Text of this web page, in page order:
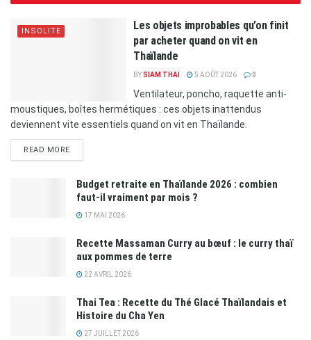
INSOLITE
Les objets improbables qu’on finit
par acheter quand on vit en
Thaïlande
BYSIAM THAI 5 AOÛT 2026 0
Ventilateur, poncho, raquette anti-
moustiques, boîtes hermétiques : ces objets inattendus
deviennent vite essentiels quand on vit en Thaïlande.
READ MORE
Budget retraite en Thaïlande 2026 : combien
faut-il vraiment par mois ?
17 MAI 2026
Recette Massaman Curry au bœuf : le curry thaï
aux pommes de terre
22 AVRIL 2026
Thai Tea : Recette du Thé Glacé Thaïlandais et
Histoire du Cha Yen
27 JUILLET 2026